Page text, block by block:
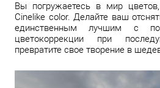
Вы погружаетесь в мир
Cinelike color. Делайте ваш
единственным лучшим с
цветокоррекции при
превратите свое творение в